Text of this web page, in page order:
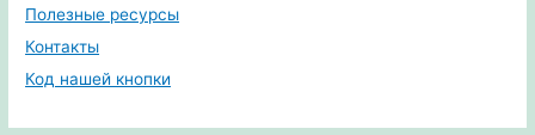
Полезные ресурсы
Контакты
Код нашей кнопки